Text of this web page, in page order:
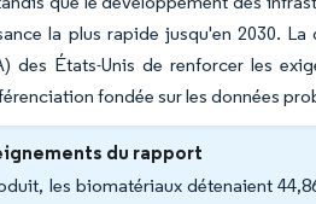
la plus rapide jusqu'en 2030.
des États-Unis de renforcer les
fondée sur les données
du rapport
les biomatériaux détenaient